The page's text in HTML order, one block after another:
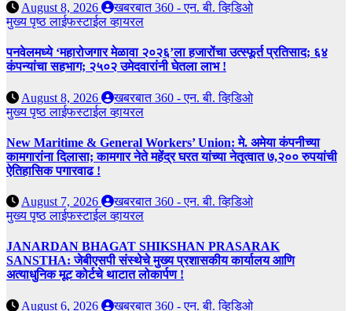
August 8, 2026
खबरबात 360 - एन. बी. व्हिडिओ
मुख्य पृष्ठलाईफस्टाईलव्हायरल
पनवेलमध्ये ‘महारोजगार मेळावा २०२६’ला हजारोंचा उत्स्फूर्त प्रतिसाद; ६४
कंपन्यांचा सहभाग; २५०२ उमेदवारांनी घेतला लाभ !
August 8, 2026
खबरबात 360 - एन. बी. व्हिडिओ
मुख्य पृष्ठलाईफस्टाईलव्हायरल
New Maritime & General Workers’ Union: मे. अमेया कंपनीच्या
कामगारांना दिलासा; कामगार नेते महेंद्र घरत यांच्या नेतृत्वात ७,२०० रुपयांची
ऐतिहासिक पगारवाढ !
August 7, 2026
खबरबात 360 - एन. बी. व्हिडिओ
मुख्य पृष्ठलाईफस्टाईलव्हायरल
JANARDAN BHAGAT SHIKSHAN PRASARAK
SANSTHA: जेबीएसपी संस्थेचे मुख्य प्रशासकीय कार्यालय आणि
अत्याधुनिक मूट कोर्टचे थाटात लोकार्पण !
August 6, 2026 खबरबात 360 - एन. बी. व्हिडिओ